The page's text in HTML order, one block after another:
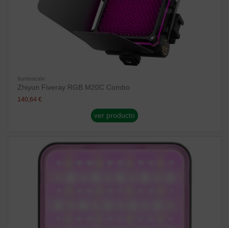
Iluminación
Zhiyun Fiveray RGB M20C Combo
140,64 €
ver producto